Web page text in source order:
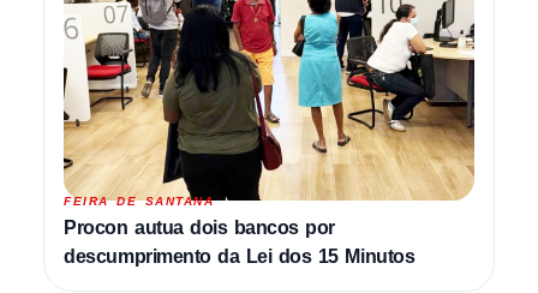
FEIRA DE SANTANA
Procon autua dois bancos por
descumprimento da Lei dos 15 Minutos